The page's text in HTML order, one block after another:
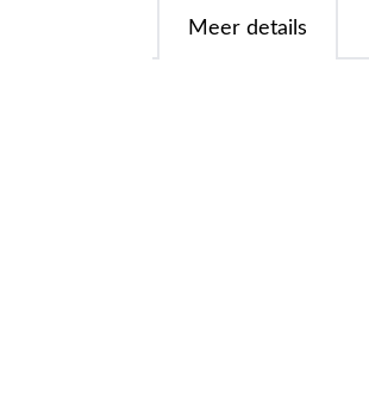
Meer details